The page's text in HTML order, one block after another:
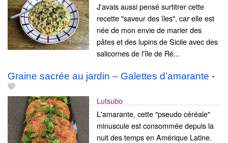
J'avais aussi pensé surtitrer cette
recette "saveur des îles", car elle est
née de mon envie de marier des
pâtes et des lupins de Sicile avec des
salicornes de l'île de Ré...
Graine sacrée au jardin – Galettes d’amarante -
Lutsubo
L'amarante, cette "pseudo céréale"
minuscule est consommée depuis la
nuit des temps en Amérique Latine.